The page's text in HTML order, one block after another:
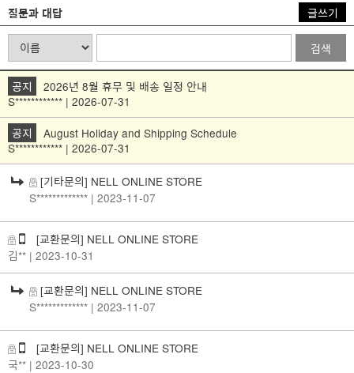
질문과 대답 글쓰기
검색
공지
2026년 8월 휴무 및 배송 일정 안내
S************ | 2026-07-31
공지
August Holiday and Shipping Schedule
S************ | 2026-07-31
[기타문의] NELL ONLINE STORE
S************* | 2023-11-07
[교환문의] NELL ONLINE STORE
김** | 2023-10-31
[교환문의] NELL ONLINE STORE
S************* | 2023-11-07
[교환문의] NELL ONLINE STORE
국** | 2023-10-30